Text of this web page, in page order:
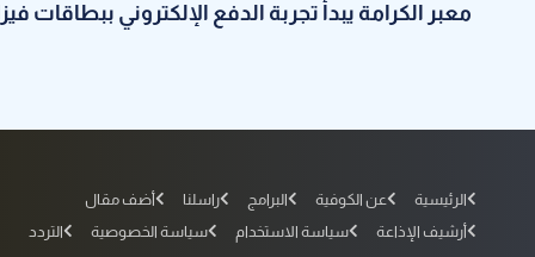
معبر الكرامة يبدأ تجربة الدفع الإلكتروني ببطاقات
الرئيسية عن الكوفية البرامج راسلنا
أضف مقال
أرشيف الإذاعة
سياسة الاستخدام سياسة الخصوصية التردد